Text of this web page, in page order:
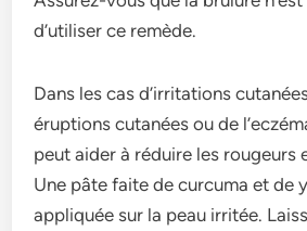
d’utiliser ce remède.
Dans les cas d’irritations
éruptions cutanées ou de
peut aider à réduire les rougeurs
Une pâte faite de curcuma et de
appliquée sur la peau irritée.